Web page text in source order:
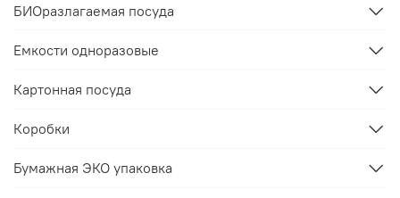
БИОразлагаемая посуда
Емкости одноразовые
Картонная посуда
Коробки
Бумажная ЭКО упаковка